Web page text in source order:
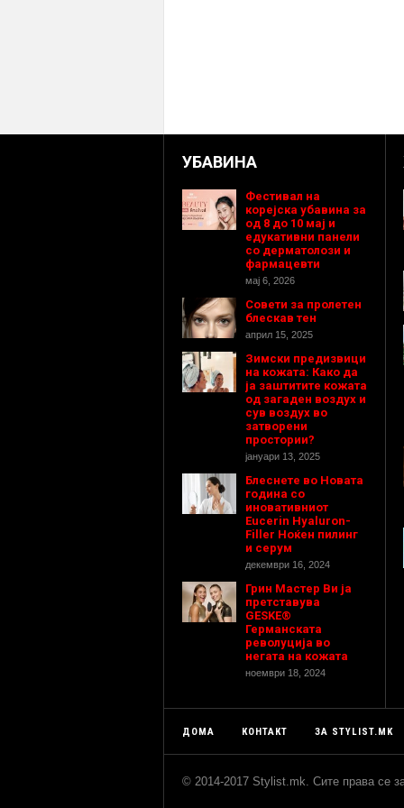
УБАВИНА
Фестивал на
корејска убавина за
од 8 до 10 мај и
едукативни панели
со дерматолози и
фармацевти
мај 6, 2026
Совети за пролетен
блескав тен
април 15, 2025
Зимски предизвици
на кожата: Како да
ја заштитите кожата
од загаден воздух и
сув воздух во
затворени
простории?
јануари 13, 2025
Блеснете во Новата
година со
иновативниот
Eucerin Hyaluron-
Filler Ноќен пилинг
и серум
декември 16, 2024
Грин Мастер Ви ја
претставува
GESKE®
Германската
револуција во
негата на кожата
ноември 18, 2024
ДОМА КОНТАКТ ЗА STYLIST.MK
© 2014-2017 Stylist.mk. Сите права се